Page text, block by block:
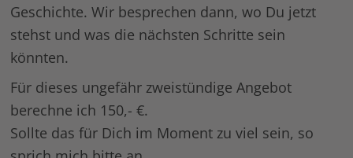
Geschichte. Wir besprechen dann, wo Du jetzt
stehst und was die nächsten Schritte sein
könnten.
Für dieses ungefähr zweistündige Angebot
berechne ich 150,- €.
Sollte das für Dich im Moment zu viel sein, so